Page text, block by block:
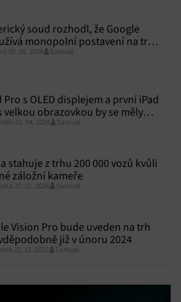
soud rozhodl, že Google
monopolní postavení na trhu
webových vyhledávačů
06. 08. 2024 Samuel
Pro s OLED displejem a první iPad
velkou obrazovkou by se měly
prodávat v květnu
01. 04. 2024 Samuel
stahuje z trhu 200 000 vozů kvůli
záložní kameře
27. 01. 2024 Samuel
Vision Pro bude uveden na trh
již v únoru 2024
21. 12. 2023 Samuel